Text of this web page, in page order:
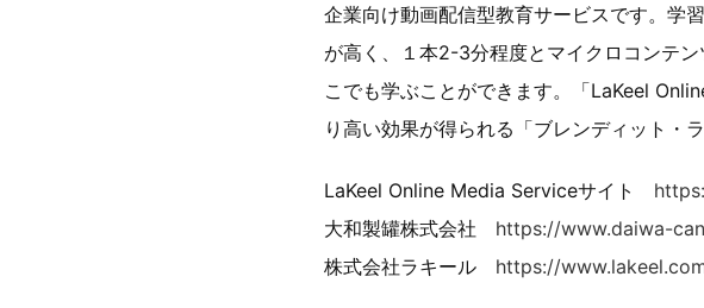
企業向け動画配信型教育サービスです。学
が高く、１本2-3分程度とマイクロコンテ
こでも学ぶことができます。「LaKeel
り高い効果が得られる「ブレンディット・
LaKeel Online Media Serviceサイト
大和製罐株式会社 https://www.daiwa-
株式会社ラキール https://